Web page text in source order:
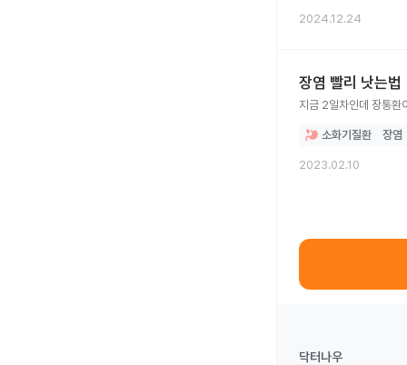
2024.12.24
장염 빨리 낫는법
지금 2일차인데 장통환
소화기질환 장염
2023.02.10
닥터나우